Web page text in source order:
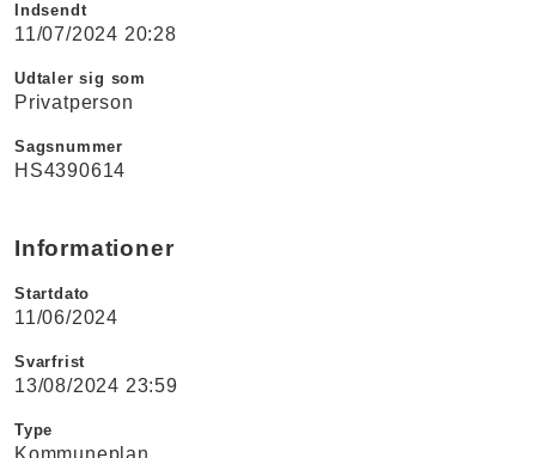
Indsendt
11/07/2024 20:28
Udtaler sig som
Privatperson
Sagsnummer
HS4390614
Informationer
Startdato
11/06/2024
Svarfrist
13/08/2024 23:59
Type